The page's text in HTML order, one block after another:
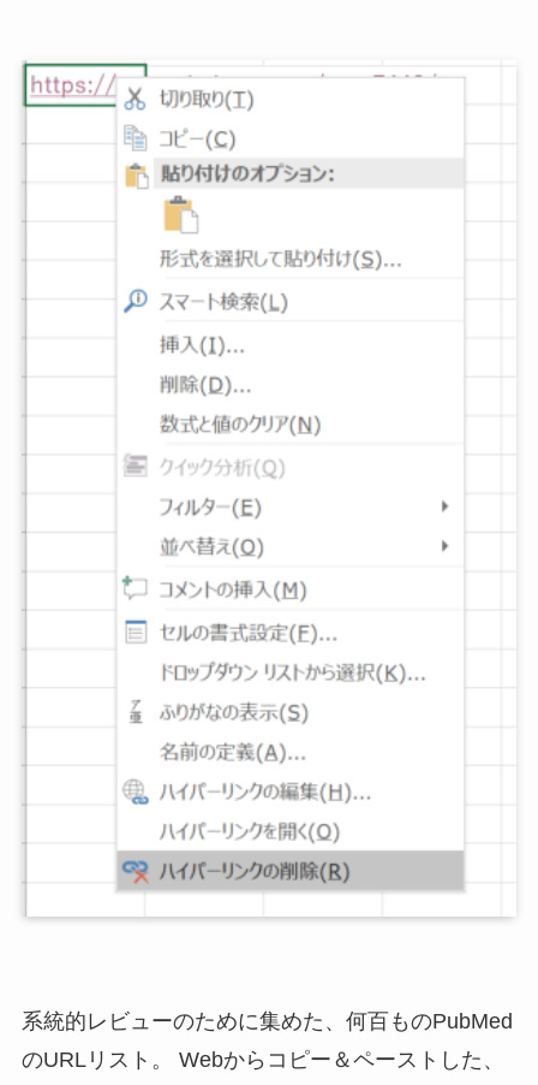
系統的レビューのために集めた、何百ものPubMed
のURLリスト。 Webからコピー＆ペーストした、